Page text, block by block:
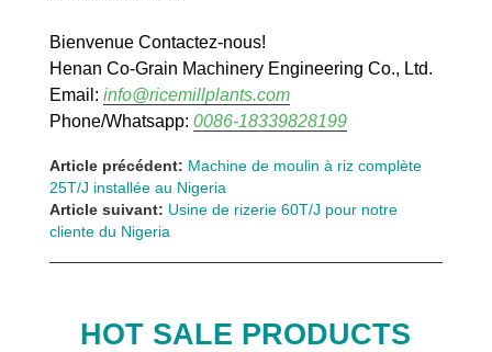
Bienvenue Contactez-nous!
Henan Co-Grain Machinery Engineering Co., Ltd.
Email: info@ricemillplants.com
Phone/Whatsapp: 0086-18339828199
Article précédent: Machine de moulin à riz complète
25T/J installée au Nigeria
Article suivant: Usine de rizerie 60T/J pour notre
cliente du Nigeria
HOT SALE PRODUCTS